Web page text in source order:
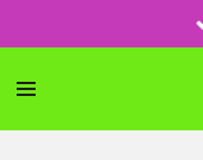
au
contenu